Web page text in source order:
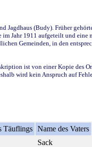
(Budy). Früher
Jahr 1911 aufgeteilt und
Gemeinden, in den
ist von einer Kopie des
wird kein Anspruch auf
Täuflings Name des Vaters
Sack